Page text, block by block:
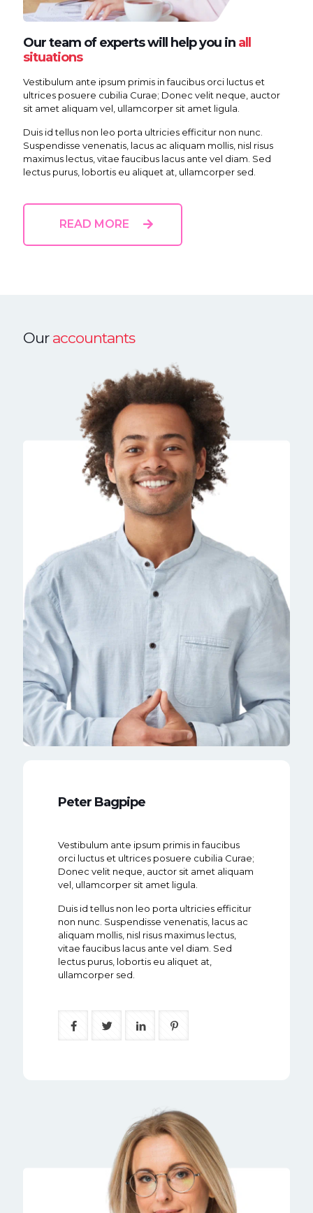
Our team of experts will help you in all
situations
Vestibulum ante ipsum primis in faucibus orci luctus et
ultrices posuere cubilia Curae; Donec velit neque, auctor
sit amet aliquam vel, ullamcorper sit amet ligula.
Duis id tellus non leo porta ultricies efficitur non nunc.
Suspendisse venenatis, lacus ac aliquam mollis, nisl risus
maximus lectus, vitae faucibus lacus ante vel diam. Sed
lectus purus, lobortis eu aliquet at, ullamcorper sed.
READ MORE
Our accountants
Peter Bagpipe
Vestibulum ante ipsum primis in faucibus
orci luctus et ultrices posuere cubilia Curae;
Donec velit neque, auctor sit amet aliquam
vel, ullamcorper sit amet ligula.
Duis id tellus non leo porta ultricies efficitur
non nunc. Suspendisse venenatis, lacus ac
aliquam mollis, nisl risus maximus lectus,
vitae faucibus lacus ante vel diam. Sed
lectus purus, lobortis eu aliquet at,
ullamcorper sed.